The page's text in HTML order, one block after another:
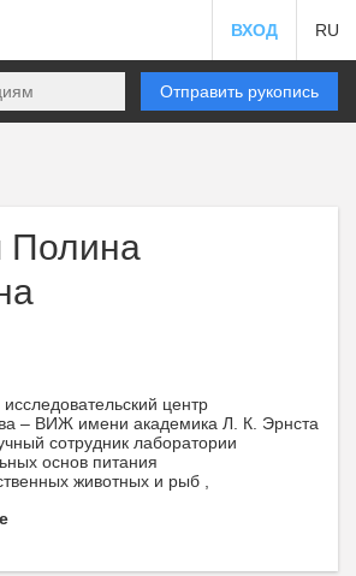
ВХОД RU
Отправить рукопись
Полина
центр
– ВИЖ имени академика Л. К. Эрнста
сотрудник лаборатории
основ питания
животных и рыб ,